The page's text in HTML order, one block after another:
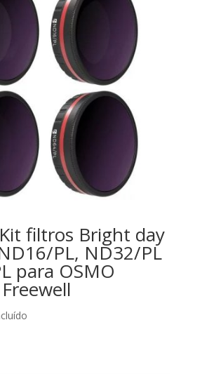
filtros Bright day
PL, ND32/PL
para OSMO